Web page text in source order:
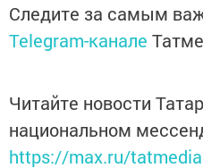
Следите за самым
Telegram-канале
Читайте новости
национальном
https://max.ru/tatmedia